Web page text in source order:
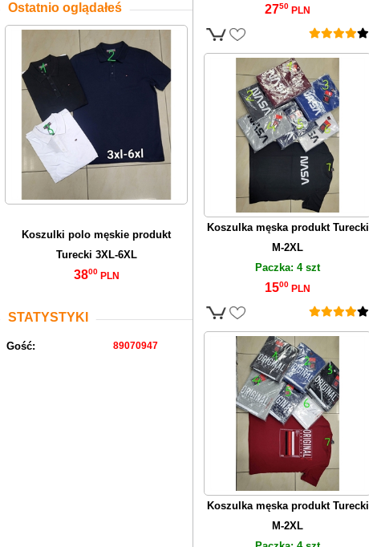
Ostatnio oglądałeś
Koszulki polo męskie produkt
Turecki 3XL-6XL
3800 PLN
STATYSTYKI
Gość: 89070947
2750 PLN
Koszulka męska produkt Turecki
M-2XL
Paczka: 4 szt
1500 PLN
Koszulka męska produkt Turecki
M-2XL